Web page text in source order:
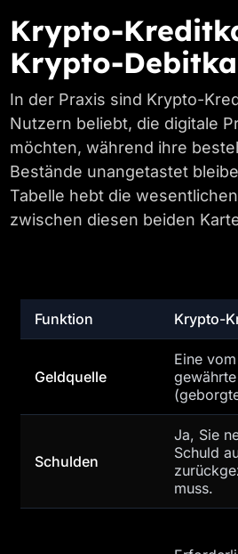
Krypto-
Krypto-
In der Praxis sind Krypto-
Nutzern beliebt, die digitale
möchten, während ihre
Bestände unangetastet
Tabelle hebt die
zwischen diesen beiden
Funktion Krypto-
Geldquelle
Eine
Schulden
Ja, Sie
Schuld
muss.